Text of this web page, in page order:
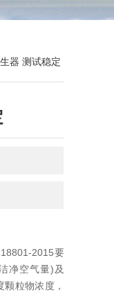
器 测试稳定
2015要
净空气量)及
粒物浓度，